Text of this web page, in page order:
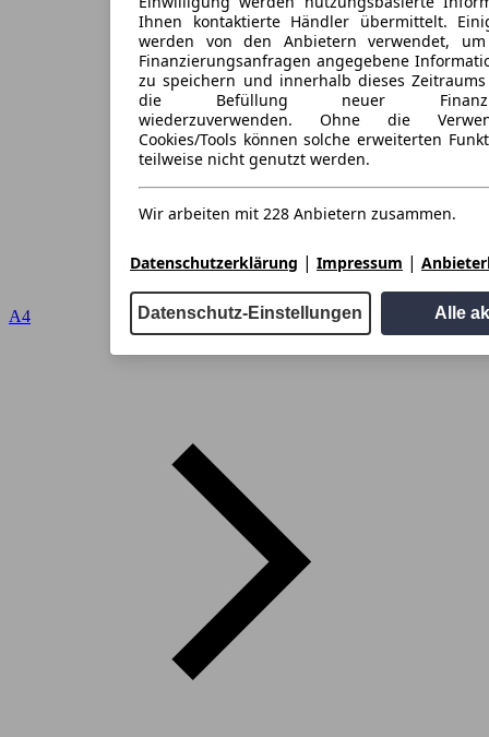
A4
Ihnen kontaktierte Händler übermittelt.
werden von den Anbietern verwendet,
Finanzierungsanfragen angegebene
zu speichern und innerhalb dieses
die Befüllung neuer
wiederzuverwenden. Ohne die
Cookies/Tools können solche erweiterten
teilweise nicht genutzt werden.
Wir arbeiten mit 228 Anbietern zusammen.
Datenschutzerklärung | Impressum |
Datenschutz-Einstellungen Alle